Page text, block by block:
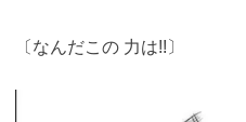
〔なんだこの 力は!!〕